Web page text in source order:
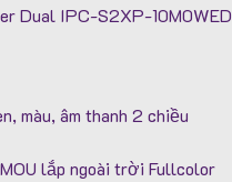
Dual IPC-S2XP-10M0WED
màu, âm thanh 2 chiều
lắp ngoài trời Fullcolor